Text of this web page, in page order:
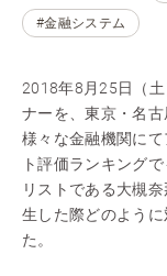
#金融システム
2018年8月25日（土
ナーを、東京・名古
様々な金融機関に
ト評価ランキング
リストである大槻
生した際どのよう
た。